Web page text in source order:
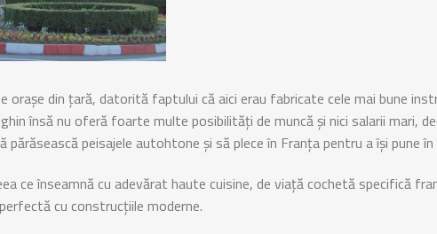
orașe din țară, datorită faptului că aici erau fabricate cele mai bune
însă nu oferă foarte multe posibilități de muncă și nici salarii mari,
părăsească peisajele autohtone și să plece în Franța pentru a își pune în
ce înseamnă cu adevărat haute cuisine, de viață cochetă specifică
cu construcțiile moderne.